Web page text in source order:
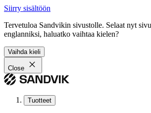
Siirry sisältöön
Tervetuloa Sandvikin sivustolle. Selaat nyt
englanniksi, haluatko vaihtaa kielen?
Vaihda kieli
Close
Tuotteet